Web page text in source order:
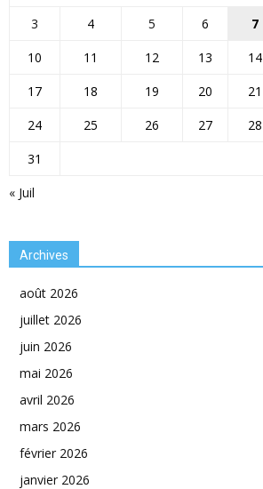
« Juil
3
4 5 6 7
10
11 12 13 14
17
18 19 20 21
24
25 26 27 28
31
Archives
août 2026
juillet 2026
juin 2026
mai 2026
avril 2026
mars 2026
février 2026
janvier 2026